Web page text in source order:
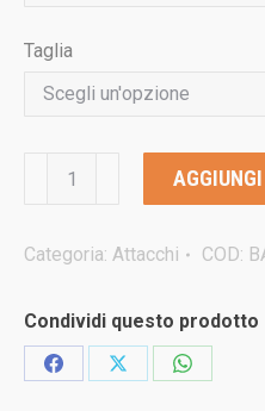
Taglia
BLASTER
FASE®2025/26
rapido
snowboard
Categoria: Attacchi COD:
Condividi questo prodotto
CondividiCondividiCondividi